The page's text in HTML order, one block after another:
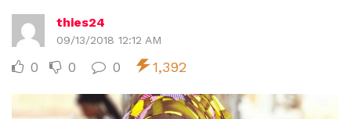
thies24
09/13/2018 12:12 AM
0 0 0 1,392